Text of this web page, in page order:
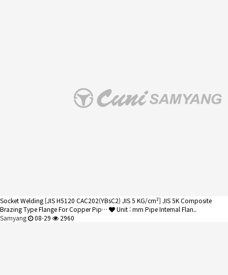
Socket Welding [JIS H5120 CAC202(YBsC2) JIS 5 KG/cm²] JIS 5K Composite
Brazing Type Flange For Copper Pip…
Unit : mm Pipe Internal Flan..
Samyang
08-29 2960